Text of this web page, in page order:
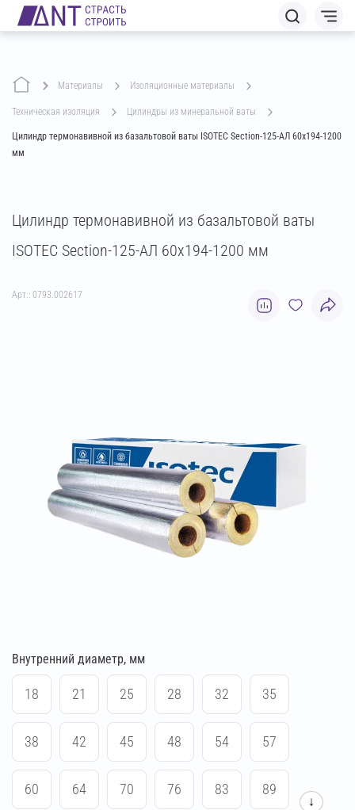
Материалы изоляционные материалы
техническая изоляция цилиндры из минеральной ваты
Цилиндр термонавивной из базальтовой ваты ISOTEC Section-125-АЛ 60х194-1200
мм
Цилиндр термонавивной из базальтовой ваты
ISOTEC Section-125-АЛ 60х194-1200 мм
Арт.: 0793.002617
Внутренний диаметр, мм
18 21 25 28 32 35
38 42 45 48 54 57
60 64 70 76 83 89
↓